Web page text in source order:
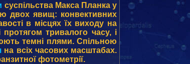
суспільства Макса Планка у
двох явищ: конвективних
в місцях їх виходу на
тривалого часу, і
темні плями. Спільною
на всіх часових масштабах.
фотометрії.